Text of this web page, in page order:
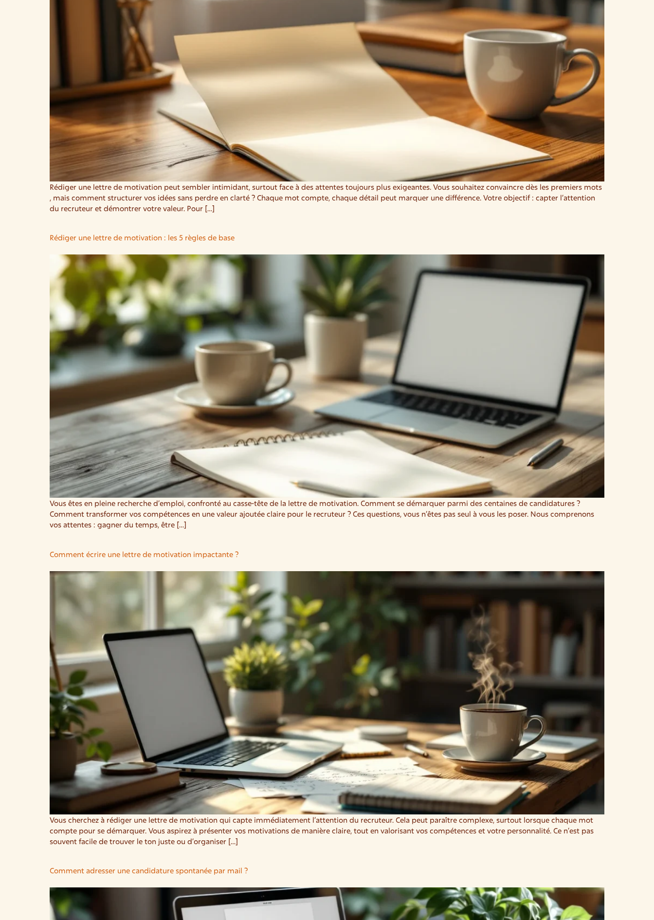
Rédiger une lettre de motivation peut sembler intimidant, surtout face à des attentes toujours plus exigeantes. Vous souhaitez convaincre dès les premiers mots
, mais comment structurer vos idées sans perdre en clarté ? Chaque mot compte, chaque détail peut marquer une différence. Votre objectif : capter l’attention
du recruteur et démontrer votre valeur. Pour […]
Rédiger une lettre de motivation : les 5 règles de base
Vous êtes en pleine recherche d’emploi, confronté au casse-tête de la lettre de motivation. Comment se démarquer parmi des centaines de candidatures ?
Comment transformer vos compétences en une valeur ajoutée claire pour le recruteur ? Ces questions, vous n’êtes pas seul à vous les poser. Nous comprenons
vos attentes : gagner du temps, être […]
Comment écrire une lettre de motivation impactante ?
Vous cherchez à rédiger une lettre de motivation qui capte immédiatement l’attention du recruteur. Cela peut paraître complexe, surtout lorsque chaque mot
compte pour se démarquer. Vous aspirez à présenter vos motivations de manière claire, tout en valorisant vos compétences et votre personnalité. Ce n’est pas
souvent facile de trouver le ton juste ou d’organiser […]
Comment adresser une candidature spontanée par mail ?